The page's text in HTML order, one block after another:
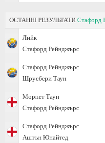
ОСТАННІ РЕЗУЛЬТАТИ Стафорд
Лийк
Стафорд Рейнджърс
Стафорд Рейнджърс
Шрусбери Таун
Морпет Таун
Стафорд Рейнджърс
Стафорд Рейнджърс
Аштън Юнайтед